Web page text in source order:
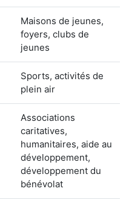
Maisons de jeunes,
foyers, clubs de
jeunes
Sports, activités de
plein air
Associations
caritatives,
humanitaires, aide au
développement,
développement du
bénévolat